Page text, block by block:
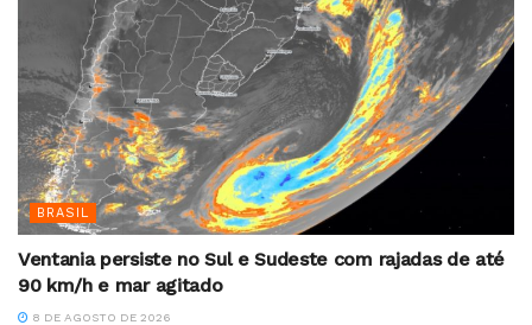
BRASIL
Ventania persiste no Sul e Sudeste com rajadas de até
90 km/h e mar agitado
8 DE AGOSTO DE 2026